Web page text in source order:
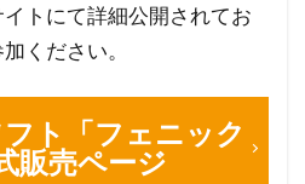
トにて詳細公開されてお
ください。
ト「フェニック
販売ページ